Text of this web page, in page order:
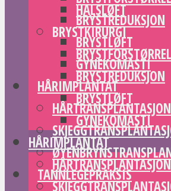
BRYSTREDUKSJON
BRYSTLØFT
GYNEKOMASTI
HÅRIMPLANTAT
HÅRTRANSPLANTASJON
TANNLEGEPRAKSIS
HALSLØFT
BRYSTKIRURGI
BRYSTREDUKSJON
BRYSTLØFT
GYNEKOMASTI
HÅRIMPLANTAT
HÅRTRANSPLANTASJON